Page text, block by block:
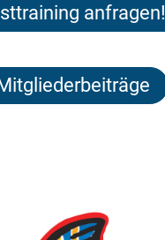
anfragen!